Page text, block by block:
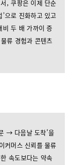
, 쿠팡은 이제 단순
으로 진화하고 있고
비 두 배 가까이 증
류 경험과 콘텐츠
→ 다음날 도착'을
커머스 신뢰를 물류
속도보다는 약속